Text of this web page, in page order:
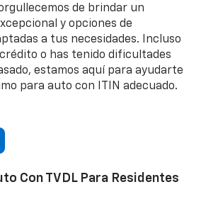
de brindar un
y opciones de
a tus necesidades. Incluso
o has tenido dificultades
estamos aquí para ayudarte
para auto con ITIN adecuado.
Con TVDL Para Residentes